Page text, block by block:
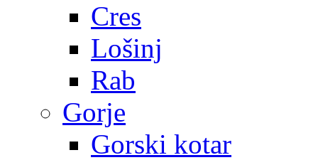
Cres
Lošinj
Rab
Gorje
Gorski kotar